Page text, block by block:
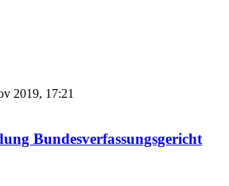
2019, 17:21
Bundesverfassungsgericht